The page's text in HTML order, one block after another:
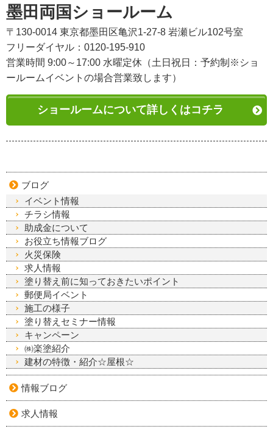
墨田両国ショールーム
〒130-0014 東京都墨田区亀沢1-27-8 岩瀬ビル102号室
フリーダイヤル：0120-195-910
営業時間 9:00～17:00 水曜定休（土日祝日：予約制※ショ
ールームイベントの場合営業致します）
ショールームについて詳しくはコチラ
ブログ
イベント情報
チラシ情報
助成金について
お役立ち情報ブログ
火災保険
求人情報
塗り替え前に知っておきたいポイント
郵便局イベント
施工の様子
塗り替えセミナー情報
キャンペーン
㈱楽塗紹介
建材の特徴・紹介☆屋根☆
情報ブログ
求人情報